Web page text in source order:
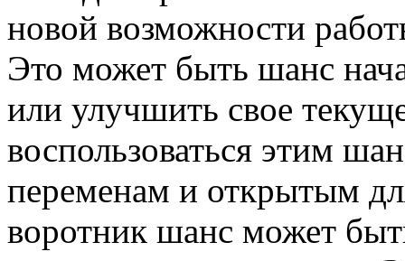
новой возможности
Это может быть шанс
или улучшить свое
воспользоваться этим
переменам и открытым
воротник шанс может